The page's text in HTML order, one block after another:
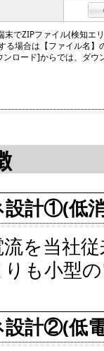
でZIPファイル(検知エ
る場合は【ファイル名
ンロード]からでは、ダ
設計①(低
を当社
も小型
設計②(低